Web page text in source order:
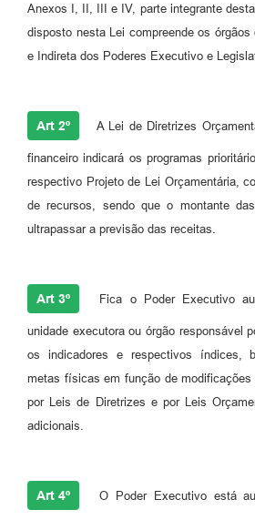
Anexos I, II, III e IV, parte integrante
disposto nesta Lei compreende os órgãos
e Indireta dos Poderes Executivo e
Art 2º A Lei de Diretrizes
financeiro indicará os programas
respectivo Projeto de Lei Orçamentária,
de recursos, sendo que o montante
ultrapassar a previsão das receitas.
Art 3º Fica o Poder Executivo
unidade executora ou órgão responsável
os indicadores e respectivos índices,
metas físicas em função de modificações
por Leis de Diretrizes e por Leis
adicionais.
Art 4º O Poder Executivo está